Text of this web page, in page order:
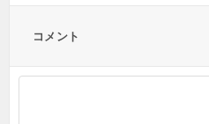
コメント